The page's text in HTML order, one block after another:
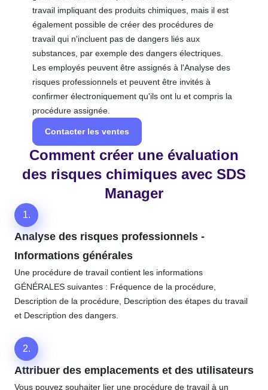
travail impliquant des produits chimiques, mais il est
également possible de créer des procédures de
travail qui n'incluent pas de dangers liés aux
substances, par exemple des dangers électriques.
Les employés peuvent être assignés à l'Analyse des
risques professionnels et peuvent être invités à
confirmer électroniquement qu'ils ont lu et compris la
procédure assignée.
Contacter les ventes
Comment créer une évaluation
des risques chimiques avec SDS
Manager
1.
Analyse des risques professionnels -
Informations générales
Une procédure de travail contient les informations
GÉNÉRALES suivantes : Fréquence de la procédure,
Description de la procédure, Description des étapes du travail
et Description des dangers.
2.
Attribuer des emplacements et des utilisateurs
Vous pouvez souhaiter lier une procédure de travail à un